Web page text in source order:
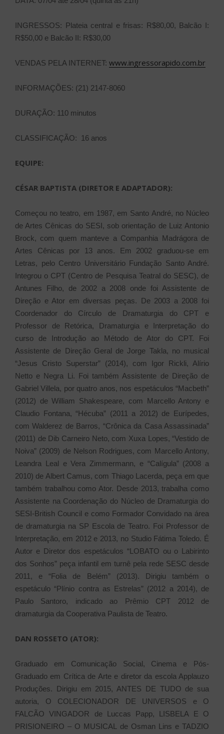
INGRESSOS: Plateia central e frisas: R$80,00, Balcão I:
R$50,00 e Balcão II: R$30,00
VENDAS PELA INTERNET: www.ingressorapido.com.br
INFORMAÇÕES: (21) 2147-8060
DURAÇÃO: 110 minutos
CLASSIFICAÇÃO: 16 anos
EQUIPE:
CÉSAR BAPTISTA (DIRETOR E ADAPTADOR):
Começou no teatro, em 1987, em Santo André, no Núcleo
de Artes Cênicas do SESI, sob orientação de Luiz Antonio
Brock, com quem manteve a Companhia Madrágora de
Artes Cênicas por 13 anos. Em 2002 graduou-se em
Letras, pelo Centro Universitário Fundação Santo André.
Integrou o CPT (Centro de Pesquisa Teatral do SESC), de
Antunes Filho, de 2002 a 2008 onde foi Assistente de
Direção e Ator em diversas peças. De 2003 a 2008 foi
Coordenador do Círculo de Dramaturgia do CPT e
Professor de Retórica, Dramaturgia e Interpretação do
curso de Introdução ao Método de Ator do CPT. Foi
Assistente de Direção Geral de Jorge Takla, no musical
“Jesus Cristo Superstar” (2014), com Igor Rickli, Alírio
Netto e Negra Li. Foi também Assistente de Direção de
Gabriel Villela, por quatro anos, nos espetáculos “Macbeth”
(2012) de William Shakespeare, com Marcello Antony e
Claudio Fontana, “Hécuba” (2011 a 2012) de Eurípedes,
com Walderez de Barros, “Crônica da Casa Assassinada”
(2011) de Dib Carneiro Neto, com Xuxa Lopes, “Vestido de
Noiva” (2009) de Nelson Rodrigues, com Marcello Antony,
Leandra Leal e Vera Zimmermann, e “Calígula” (2008 a
2010) de Albert Camus, com Thiago Lacerda, peça em que
também trabalhou como Ator. Desde 2013, trabalha como
Assistente na Coordenação do Núcleo de Dramaturgia do
SESI-British Council e como Formador Convidado na área
de dramaturgia na SP Escola de Teatro. Foi Professor de
Interpretação, em 2012 e 2013, no Studio Fátima Toledo. É
Autor e Diretor dos espetáculos “LOBATO ou o Labirinto
dos Sonhos” peça infantil em turnê pela rede SESC desde
2011, e “Folia de Belém” (2013). Dirigiu também o
espetáculo “Plínio contra as Estrelas” (2012 a 2014), de
Paulo Santoro, indicado ao Prêmio CPT 2012 de
dramaturgia da Cooperativa Paulista de Teatro.
DAN ROSSETO (ATOR):
Graduado em Comunicação Social, Cinema e Pós-
Graduado em Crítica de Arte e diretor da escola Applauzo
Produções. Dirigiu em 2015, ANTES DE TUDO de sua
autoria, O COLECIONADOR DE UNIVERSOS e O
FALCÃO VINGADOR de Luccas Papp, LISBELA E O
PRISIONEIRO – O MUSICAL de Osman Lins e TADZIO